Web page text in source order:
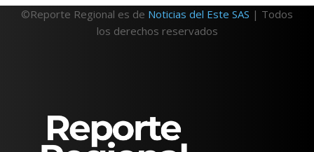
©Reporte Regional es de Noticias del Este SAS | Todos
los derechos reservados